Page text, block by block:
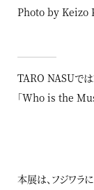
Photo by Keizo
TARO NASUでは
「Who is the
本展は、フジワラ